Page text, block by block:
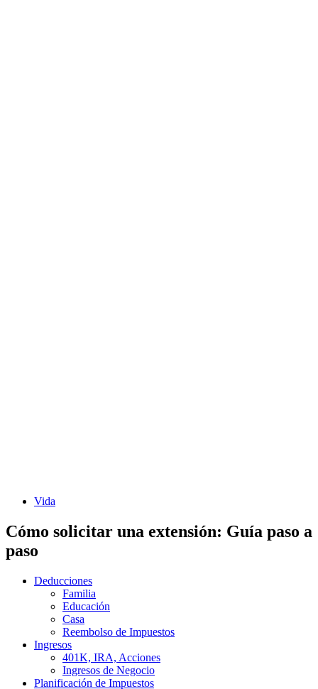
Vida
Cómo solicitar una extensión: Guía paso a
paso
Deducciones
Familia
Educación
Casa
Reembolso de Impuestos
Ingresos
401K, IRA, Acciones
Ingresos de Negocio
Planificación de Impuestos